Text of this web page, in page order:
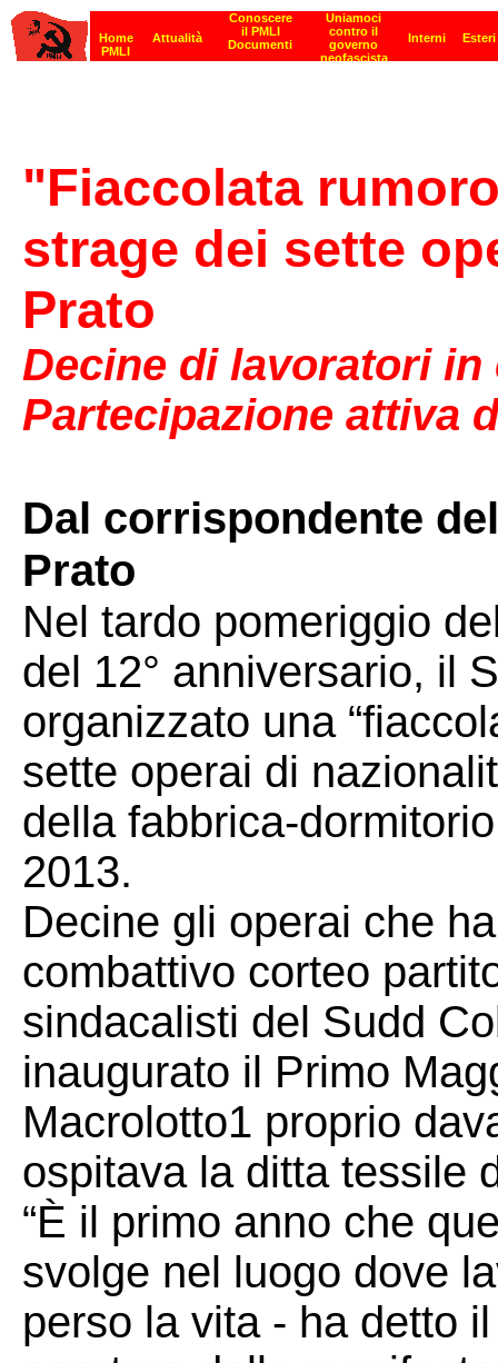
"Fiaccolata
strage dei sette
Prato
Decine di lavoratori
Partecipazione attiva
Dal corrispondente
Prato
Nel tardo pomeriggio
del 12° anniversario, il
organizzato una
sette operai di
della fabbrica-
2013.
Decine gli operai che
combattivo corteo
sindacalisti del Sudd
inaugurato il Primo
Macrolotto1 proprio
ospitava la ditta tessile
“È il primo anno che
svolge nel luogo dove
perso la vita - ha detto